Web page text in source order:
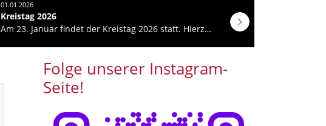
01.01.2026
Kreistag 2026
Am 23. Januar findet der Kreistag 2026 statt. Hierzu sind alle Vereinsvertreterinnen und…
Folge unserer Instagram-
Seite!